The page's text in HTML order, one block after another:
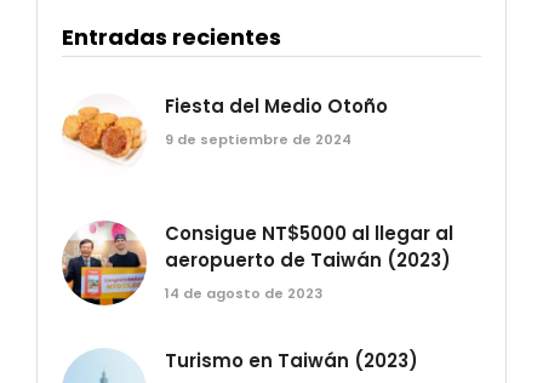
Entradas recientes
Fiesta del Medio Otoño
9 de septiembre de 2024
Consigue NT$5000 al llegar al
aeropuerto de Taiwán (2023)
14 de agosto de 2023
Turismo en Taiwán (2023)